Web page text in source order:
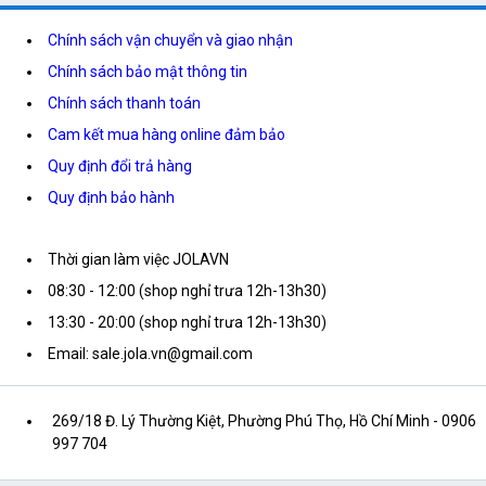
Chính sách vận chuyển và giao nhận
Chính sách bảo mật thông tin
Chính sách thanh toán
Cam kết mua hàng online đảm bảo
Quy định đổi trả hàng
Quy định bảo hành
Thời gian làm việc JOLAVN
08:30 - 12:00 (shop nghỉ trưa 12h-13h30)
13:30 - 20:00 (shop nghỉ trưa 12h-13h30)
Email: sale.jola.vn@gmail.com
269/18 Đ. Lý Thường Kiệt, Phường Phú Thọ, Hồ Chí Minh - 0906
997 704